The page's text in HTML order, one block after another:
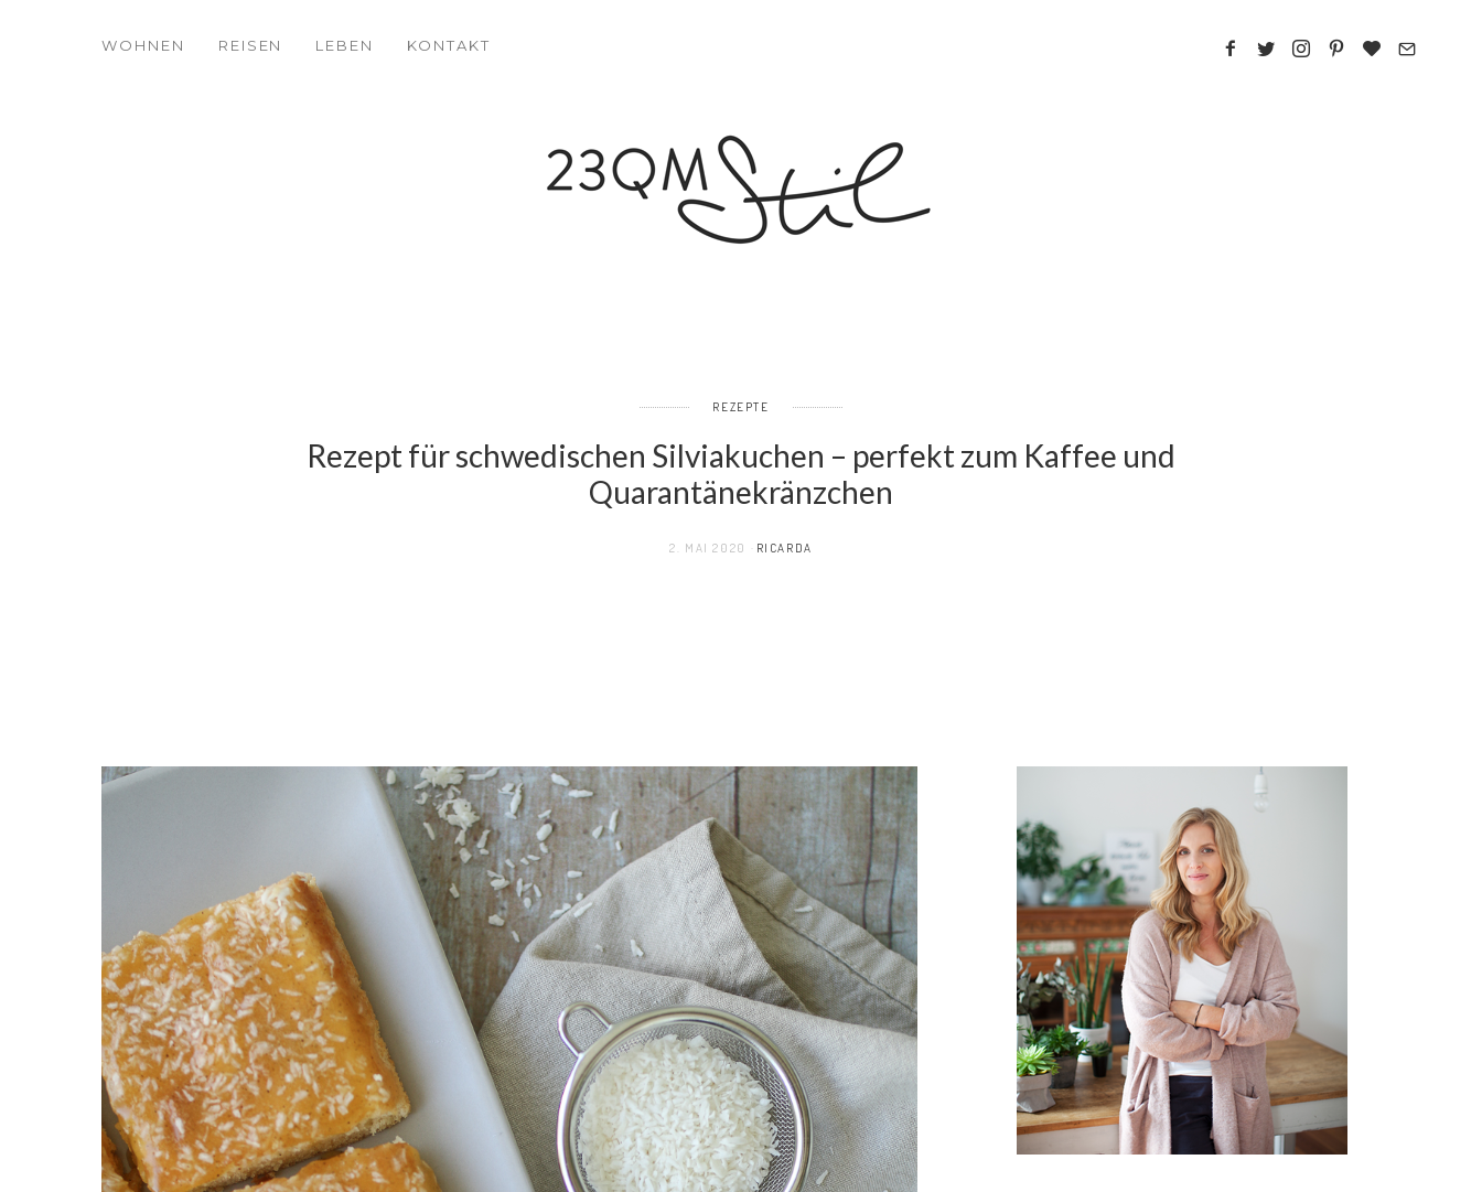
WOHNEN REISEN LEBEN KONTAKT
REZEPTE
Rezept für schwedischen Silviakuchen – perfekt zum Kaffee und
Quarantänekränzchen
2. MAI 2020 RICARDA